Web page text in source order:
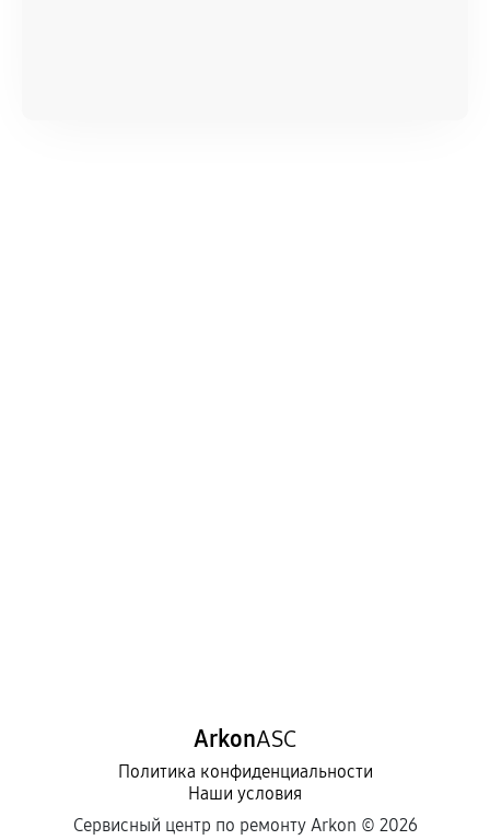
ArkonASC
Политика конфиденциальности
Наши условия
Сервисный центр по ремонту Arkon © 2026